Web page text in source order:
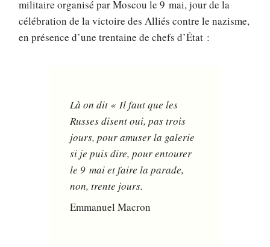
militaire organisé par Moscou le 9 mai, jour de la
célébration de la victoire des Alliés contre le nazisme,
en présence d’une trentaine de chefs d’État :
Là on dit « Il faut que les
Russes disent oui, pas trois
jours, pour amuser la galerie
si je puis dire, pour entourer
le 9 mai et faire la parade,
non, trente jours.
Emmanuel Macron